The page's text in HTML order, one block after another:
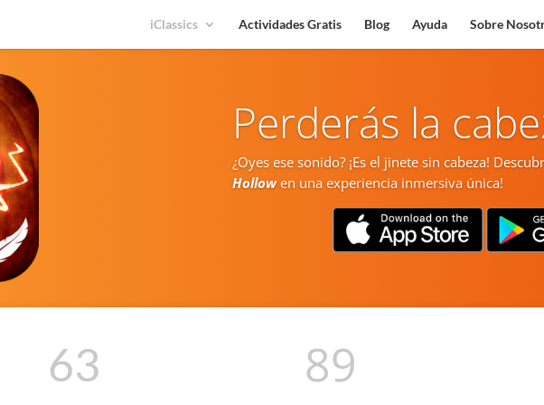
iClassics Actividades Gratis Blog Ayuda Sobre
Perderás la
¿Oyes ese sonido? ¡Es el jinete sin cabeza!
Hollowen una experiencia inmersiva única!
63 89